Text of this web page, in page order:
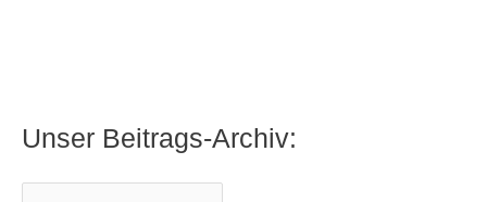
Unser Beitrags-Archiv: